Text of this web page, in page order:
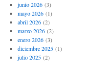
junio 2026(3)
mayo 2026(1)
abril 2026(2)
marzo 2026(2)
enero 2026(3)
diciembre 2025(1)
julio 2025(2)